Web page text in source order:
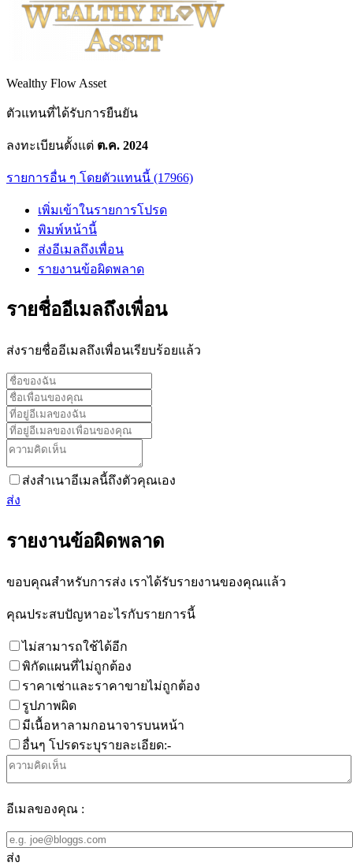
Wealthy Flow Asset
ตัวแทนที่ได้รับการยืนยัน
ลงทะเบียนตั้งแต่ ต.ค. 2024
รายการอื่น ๆ โดยตัวแทนนี้ (17966)
เพิ่มเข้าในรายการโปรด
พิมพ์หน้านี้
ส่งอีเมลถึงเพื่อน
รายงานข้อผิดพลาด
รายชื่ออีเมลถึงเพื่อน
ส่งรายชื่ออีเมลถึงเพื่อนเรียบร้อยแล้ว
ส่งสำเนาอีเมลนี้ถึงตัวคุณเอง
ส่ง
รายงานข้อผิดพลาด
ขอบคุณสำหรับการส่ง เราได้รับรายงานของคุณแล้ว
คุณประสบปัญหาอะไรกับรายการนี้
ไม่สามารถใช้ได้อีก
พิกัดแผนที่ไม่ถูกต้อง
ราคาเช่าและราคาขายไม่ถูกต้อง
รูปภาพผิด
มีเนื้อหาลามกอนาจารบนหน้า
อื่นๆ โปรดระบุรายละเอียด:-
อีเมลของคุณ :
ส่ง